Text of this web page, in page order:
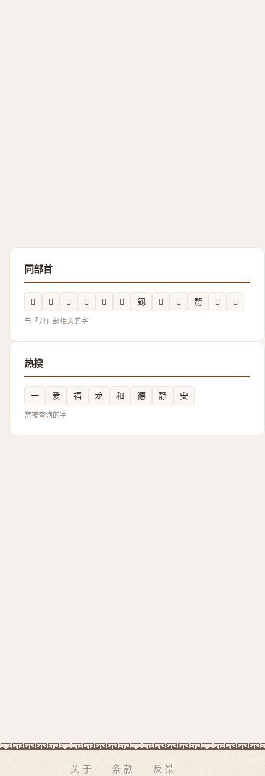
同部首
𰄴 𲒷 𠚪 𰄰 𭃽 𫦓 剱 𲒱 𠝖 剺 𭃾 𠚤
与「刀」部相关的字
热搜
一 爱 福 龙 和 德 静 安
常被查询的字
关于 条款 反馈